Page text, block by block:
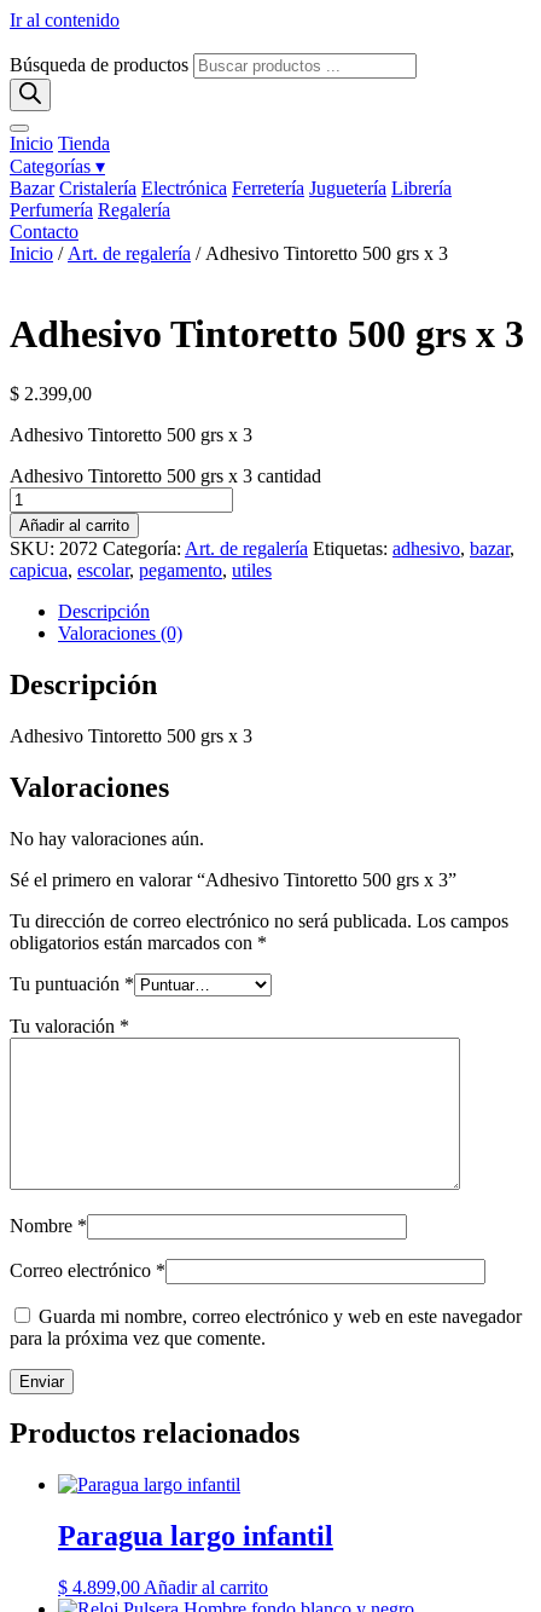
Ir al contenido
Búsqueda de productos
Inicio Tienda
Categorías ▾
Bazar Cristalería Electrónica Ferretería Juguetería Librería
Perfumería Regalería
Contacto
Inicio / Art. de regalería / Adhesivo Tintoretto 500 grs x 3
Adhesivo Tintoretto 500 grs x 3
$ 2.399,00
Adhesivo Tintoretto 500 grs x 3
Adhesivo Tintoretto 500 grs x 3 cantidad
Añadir al carrito
SKU: 2072 Categoría: Art. de regalería Etiquetas: adhesivo, bazar,
capicua, escolar, pegamento, utiles
Descripción
Valoraciones (0)
Descripción
Adhesivo Tintoretto 500 grs x 3
Valoraciones
No hay valoraciones aún.
Sé el primero en valorar “Adhesivo Tintoretto 500 grs x 3”
Tu dirección de correo electrónico no será publicada. Los campos
obligatorios están marcados con *
Tu puntuación *
Tu valoración *
Nombre *
Correo electrónico *
Guarda mi nombre, correo electrónico y web en este navegador
para la próxima vez que comente.
Productos relacionados
Paragua largo infantil
$ 4.899,00 Añadir al carrito